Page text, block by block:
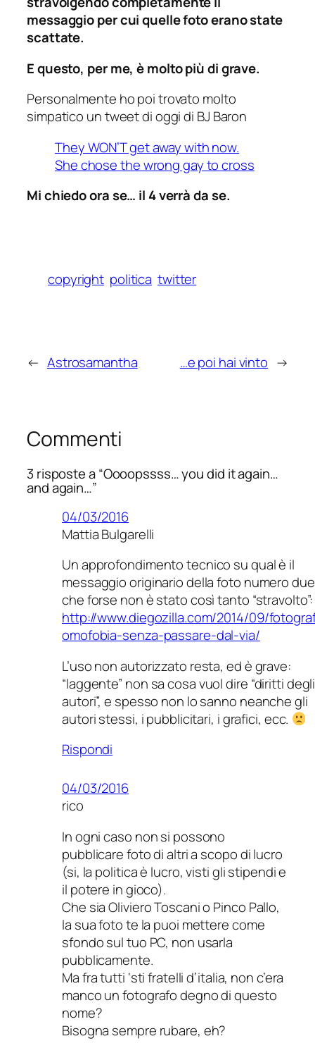
messaggio per cui quelle foto erano state
scattate.
E questo, per me, è molto più di grave.
Personalmente ho poi trovato molto
simpatico un tweet di oggi di BJ Baron
They WON’T get away with now.
She chose the wrong gay to cross
Mi chiedo ora se… il 4 verrà da se.
copyright politica twitter
← Astrosamantha …e poi hai vinto →
Commenti
3 risposte a “Oooopssss… you did it again…
and again…”
04/03/2016
Mattia Bulgarelli
Un approfondimento tecnico su qual è il
messaggio originario della foto numero
che forse non è stato così tanto “stravolto”:
http://www.diegozilla.com/2014/09/
omofobia-senza-passare-dal-via/
L’uso non autorizzato resta, ed è grave:
“laggente” non sa cosa vuol dire “diritti degli
autori”, e spesso non lo sanno neanche gli
autori stessi, i pubblicitari, i grafici, ecc.
Rispondi
04/03/2016
rico
In ogni caso non si possono
pubblicare foto di altri a scopo di lucro
(si, la politica è lucro, visti gli stipendi e
il potere in gioco).
Che sia Oliviero Toscani o Pinco Pallo,
la sua foto te la puoi mettere come
sfondo sul tuo PC, non usarla
pubblicamente.
Ma fra tutti ‘sti fratelli d’italia, non c’era
manco un fotografo degno di questo
nome?
Bisogna sempre rubare, eh?